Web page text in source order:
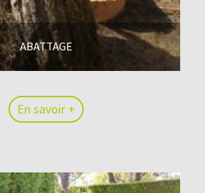
ABATTAGE
En savoir +